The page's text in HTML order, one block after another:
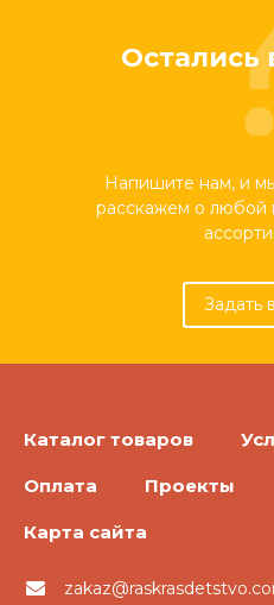
Остались
Напишите нам, и
расскажем о любой
Задать
Каталог товаров
Оплата Проекты
Карта сайта